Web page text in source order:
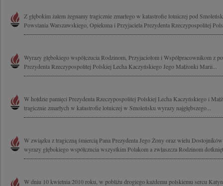
Z głębokim żalem żegnamy tragicznie zmarłego w katastrofie lotniczej pod
Powstania Warszawskiego, Opiekuna i Przyjaciela Prezydenta Rzeczypospolitej
Wyrazy głębokiego współczucia Rodzinom, Przyjaciołom i Współpracownikom z
Prezydenta Rzeczypospolitej Polskiej Lecha Kaczyńskiego Jego Małżonki Marii...
W hołdzie pamięci Prezydenta Rzeczypospolitej Polskiej Lecha Kaczyńskiego i
tragicznie zmarłych w katastrofie lotniczej w Smoleńsku wyrazy najgłębszego...
W związku z tragiczną śmiercią Pana Prezydenta Jego Żony oraz wielu
wyrazy głębokiego współczucia wszystkim Polakom a zwłaszcza Rodzinom
W dniu 10 kwietnia 2010 roku, w pobliżu drogiego każdemu polskiemu sercu